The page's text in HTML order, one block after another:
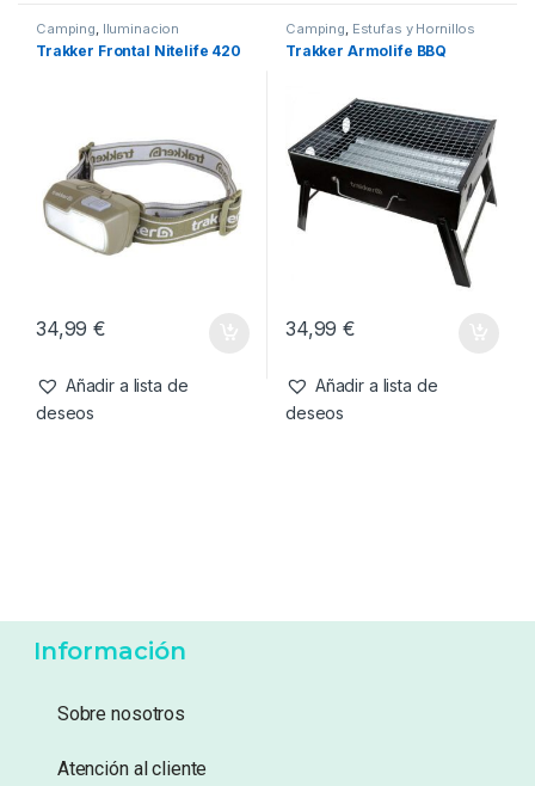
35,99€
Añadir a lista de
23,99 €
Añadir a lista de
Camping ,Iluminacion
Trakker Frontal Nitelife 420
34,99€
deseos
Camping ,Estufas y Hornillos
Trakker Armolife BBQ
34,99€